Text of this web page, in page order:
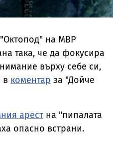
на МВР
така, че да фокусира
върху себе си,
в коментар за "Дойче
арест на "пипалата
опасно встрани.